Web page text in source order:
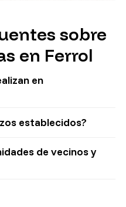
sobre
en Ferrol
en
establecidos?
de vecinos y